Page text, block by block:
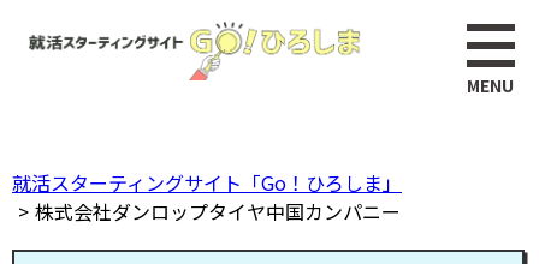
で
す。
就活スターティングサイト「Go！ひろしま」
株式会社ダンロップタイヤ中国カンパニー